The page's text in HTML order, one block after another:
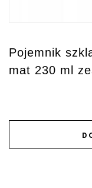
Pojemnik
mat 230 ml